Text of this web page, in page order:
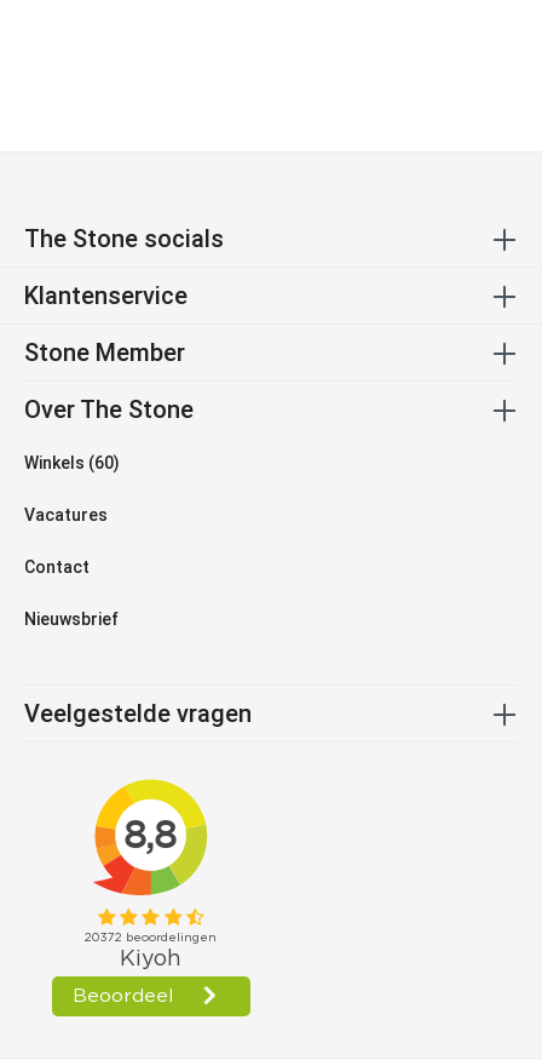
The Stone socials
Klantenservice
Stone Member
Over The Stone
Winkels (60)
Vacatures
Contact
Nieuwsbrief
Veelgestelde vragen